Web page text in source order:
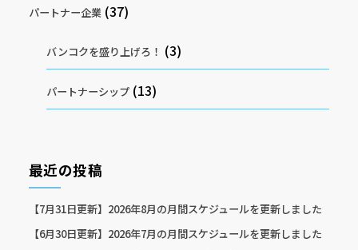
パートナー企業 (37)
バンコクを盛り上げろ！ (3)
パートナーシップ (13)
最近の投稿
【7月31日更新】2026年8月の月間スケジュールを更新しました
【6月30日更新】2026年7月の月間スケジュールを更新しました